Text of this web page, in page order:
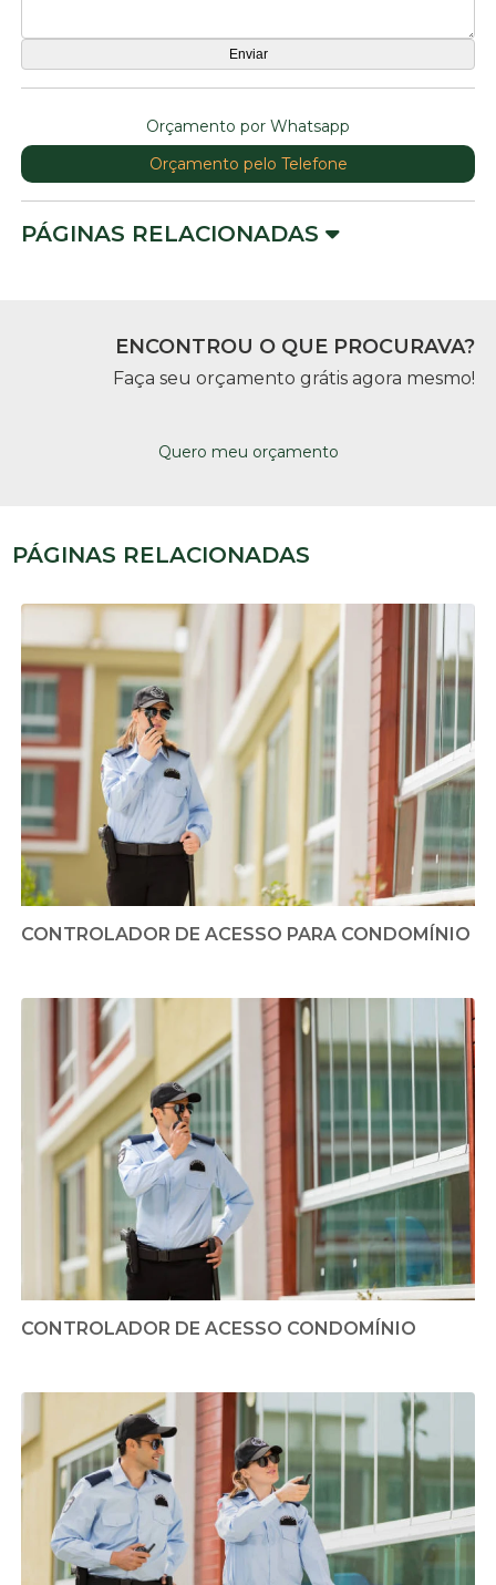
Orçamento por Whatsapp
Orçamento pelo Telefone
PÁGINAS RELACIONADAS
ENCONTROU O QUE PROCURAVA?
Faça seu orçamento grátis agora mesmo!
Quero meu orçamento
PÁGINAS RELACIONADAS
CONTROLADOR DE ACESSO PARA CONDOMÍNIO
CONTROLADOR DE ACESSO CONDOMÍNIO